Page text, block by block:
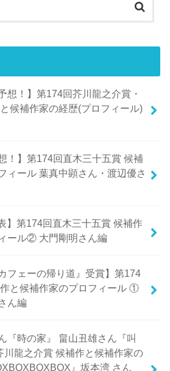
想！】第174回芥川龍之介賞・
候補作家の経歴(プロフィール)
！】第174回直木三十五賞 候補
ィール 葉真中顕さん・渡辺優さ
】第174回直木三十五賞 候補作
ール② 大門剛明さん編
フェーの帰り道』受賞】第174
と候補作家のプロフィール ①
ん編
『時の家』 畠山丑雄さん『叫
川龍之介賞 候補作と候補作家の
』坂本湾 さん